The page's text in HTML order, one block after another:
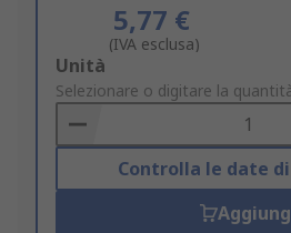
5,77 €
(IVA esclusa)
Add
to
Basket
Unità
Selezionare o digitare la
Controlla le date